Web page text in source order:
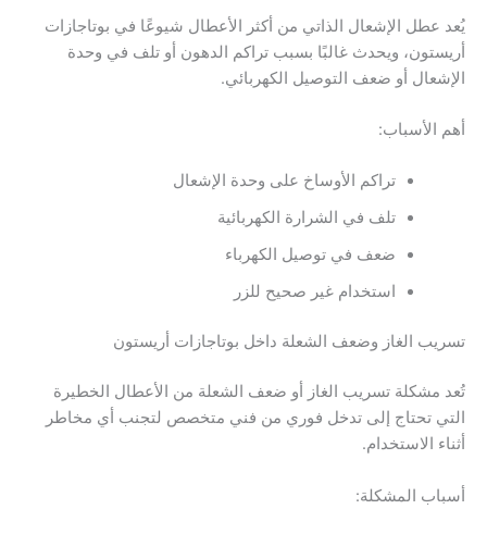
يُعد عطل الإشعال الذاتي من أكثر الأعطال شيوعًا في بوتاجازات
أريستون، ويحدث غالبًا بسبب تراكم الدهون أو تلف في وحدة
الإشعال أو ضعف التوصيل الكهربائي.
أهم الأسباب:
تراكم الأوساخ على وحدة الإشعال
تلف في الشرارة الكهربائية
ضعف في توصيل الكهرباء
استخدام غير صحيح للزر
تسريب الغاز وضعف الشعلة داخل بوتاجازات أريستون
تُعد مشكلة تسريب الغاز أو ضعف الشعلة من الأعطال الخطيرة
التي تحتاج إلى تدخل فوري من فني متخصص لتجنب أي مخاطر
أثناء الاستخدام.
أسباب المشكلة: